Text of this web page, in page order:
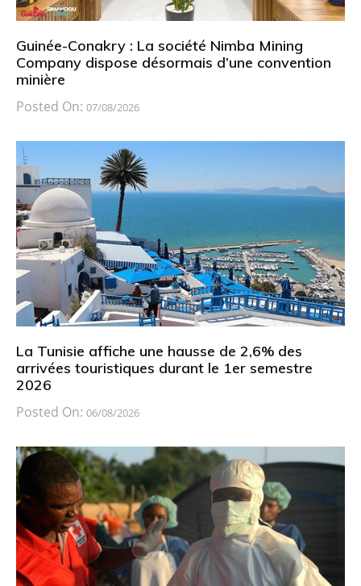
Guinée-Conakry : La société Nimba Mining
Company dispose désormais d’une convention
minière
Posted On: 07/08/2026
La Tunisie affiche une hausse de 2,6% des
arrivées touristiques durant le 1er semestre
2026
Posted On: 06/08/2026